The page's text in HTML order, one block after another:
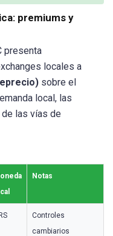
premiums y
presenta
locales a
sobre el
local, las
las vías de
Notas
Controles
cambiarios